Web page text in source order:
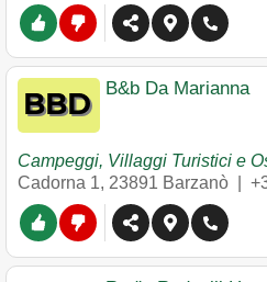
B&b Da Marianna
Campeggi, Villaggi Turistici e
Cadorna 1, 23891 Barzanò